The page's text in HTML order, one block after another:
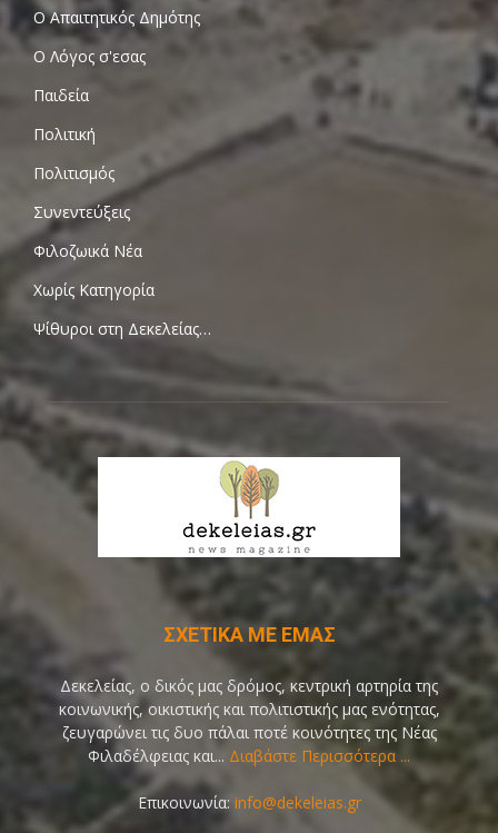
Ο Απαιτητικός Δημότης
Ο Λόγος σ'εσας
Παιδεία
Πολιτική
Πολιτισμός
Συνεντεύξεις
Φιλοζωικά Νέα
Χωρίς Κατηγορία
Ψίθυροι στη Δεκελείας…
ΣΧΕΤΙΚΑ ΜΕ ΕΜΑΣ
Δεκελείας, ο δικός μας δρόμος, κεντρική αρτηρία της
κοινωνικής, οικιστικής και πολιτιστικής μας ενότητας,
ζευγαρώνει τις δυο πάλαι ποτέ κοινότητες της Νέας
Φιλαδέλφειας και... Διαβάστε Περισσότερα ...
Επικοινωνία: info@dekeleias.gr